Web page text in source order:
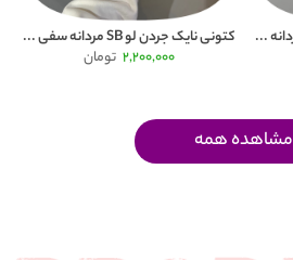
کفش پیاده روی مردانه هامتو( humtt ...
2,700,000 تومان 2,900,000
مشاهده همه